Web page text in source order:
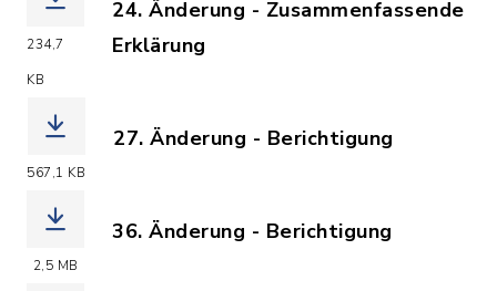
234,7
KB
24. Änderung - Zusammenfassende
Erklärung
567,1 KB
27. Änderung - Berichtigung
2,5 MB
36. Änderung - Berichtigung